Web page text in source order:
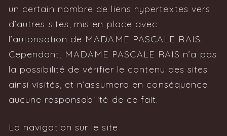
un certain nombre de liens hypertextes vers
d’autres sites, mis en place avec
l’autorisation de MADAME PASCALE RAIS.
Cependant, MADAME PASCALE RAIS n’a pas
la possibilité de vérifier le contenu des sites
ainsi visités, et n’assumera en conséquence
aucune responsabilité de ce fait.
La navigation sur le site